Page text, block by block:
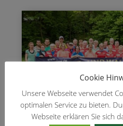
Cookie
Unsere Webseite verwendet
optimalen Service zu bieten.
Webseite erklären Sie sich